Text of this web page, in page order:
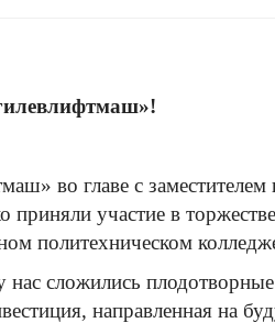
во главе с заместителем
участие в
политехническом
сложились плодотворные
направленная на